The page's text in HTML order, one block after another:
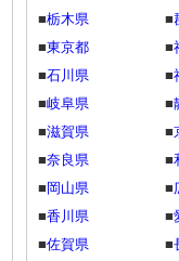
■栃木県 ■
■東京都 ■
■石川県 ■
■岐阜県 ■
■滋賀県 ■
■奈良県 ■
■ 岡山県 ■
■香川県 ■
■佐賀県 ■